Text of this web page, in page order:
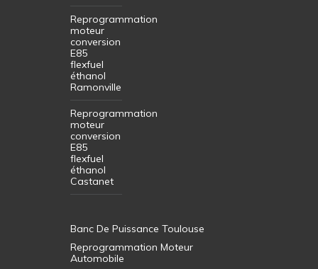
Reprogrammation
moteur
conversion
E85
flexfuel
éthanol
Ramonville
Reprogrammation
moteur
conversion
E85
flexfuel
éthanol
Castanet
Banc De Puissance Toulouse
Reprogrammation Moteur
Automobile